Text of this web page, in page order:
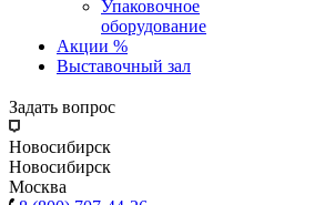
Упаковочное
оборудование
Акции %
Выставочный зал
Задать вопрос
Новосибирск
Новосибирск
Москва